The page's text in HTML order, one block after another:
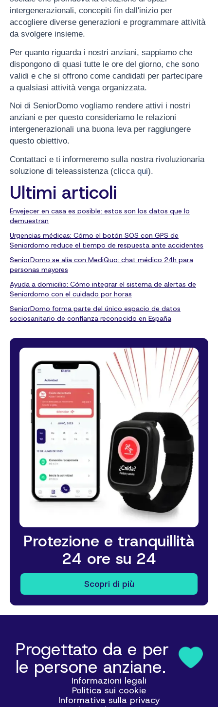
intergenerazionali, concepiti fin dall'inizio per
accogliere diverse generazioni e programmare attività
da svolgere insieme.
Per quanto riguarda i nostri anziani, sappiamo che
dispongono di quasi tutte le ore del giorno, che sono
validi e che si offrono come candidati per partecipare
a qualsiasi attività venga organizzata.
Noi di SeniorDomo vogliamo rendere attivi i nostri
anziani e per questo consideriamo le relazioni
intergenerazionali una buona leva per raggiungere
questo obiettivo.
Contattaci e ti informeremo sulla nostra rivoluzionaria
soluzione di teleassistenza (clicca qui).
Ultimi articoli
Envejecer en casa es posible: estos son los datos que lo
demuestran
Urgencias médicas: Cómo el botón SOS con GPS de
Seniordomo reduce el tiempo de respuesta ante accidentes
SeniorDomo se alía con MediQuo: chat médico 24h para
personas mayores
Ayuda a domicilio: Cómo integrar el sistema de alertas de
Seniordomo con el cuidado por horas
SeniorDomo forma parte del único espacio de datos
sociosanitario de confianza reconocido en España
Protezione e tranquillità
24 ore su 24
Scopri di più
Progettato da e per
le persone anziane.
Informazioni legali
Politica sui cookie
Informativa sulla privacy